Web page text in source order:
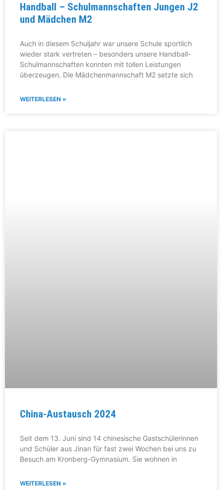
Handball – Schulmannschaften Jungen J2
und Mädchen M2
Auch in diesem Schuljahr war unsere Schule sportlich
wieder stark vertreten – besonders unsere Handball-
Schulmannschaften konnten mit tollen Leistungen
überzeugen. Die Mädchenmannschaft M2 setzte sich
WEITERLESEN »
China-Austausch 2024
Seit dem 13. Juni sind 14 chinesische Gastschülerinnen
und Schüler aus Jinan für fast zwei Wochen bei uns zu
Besuch am Kronberg-Gymnasium. Sie wohnen in
WEITERLESEN »